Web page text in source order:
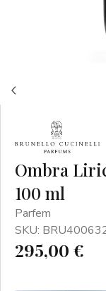
Ombra
100 ml
Parfem
SKU:
295,00 €